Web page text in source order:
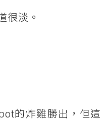
很淡。
的炸雞勝出，但這